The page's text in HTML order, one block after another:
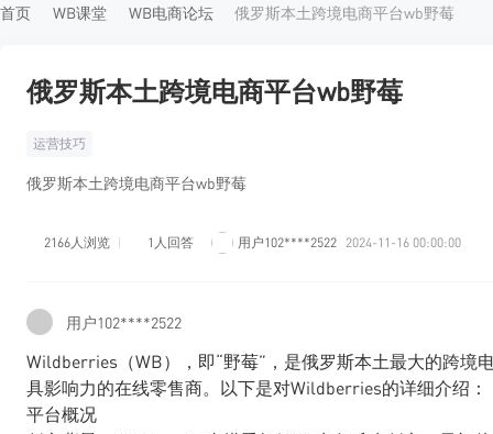
首页 WB课堂 WB电商论坛 俄罗斯本土跨境电商平台wb野莓
俄罗斯本土跨境电商平台wb野莓
运营技巧
俄罗斯本土跨境电商平台wb野莓
2166人浏览 1人回答 用户102****2522 2024-11-16 00:00:00
用户102****2522
Wildberries（WB），即“野莓”，是俄罗斯本土最大的跨境
具影响力的在线零售商。以下是对Wildberries的详细介绍：
平台概况